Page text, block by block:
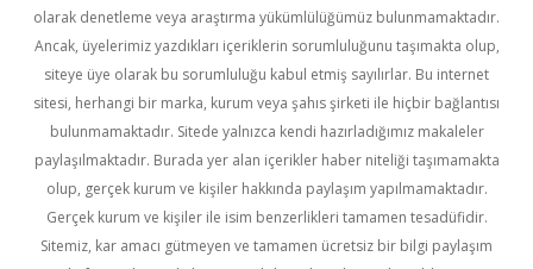
olarak denetleme veya araştırma yükümlülüğümüz bulunmamaktadır.
Ancak, üyelerimiz yazdıkları içeriklerin sorumluluğunu taşımakta olup,
siteye üye olarak bu sorumluluğu kabul etmiş sayılırlar. Bu internet
sitesi, herhangi bir marka, kurum veya şahıs şirketi ile hiçbir bağlantısı
bulunmamaktadır. Sitede yalnızca kendi hazırladığımız makaleler
paylaşılmaktadır. Burada yer alan içerikler haber niteliği taşımamakta
olup, gerçek kurum ve kişiler hakkında paylaşım yapılmamaktadır.
Gerçek kurum ve kişiler ile isim benzerlikleri tamamen tesadüfidir.
Sitemiz, kar amacı gütmeyen ve tamamen ücretsiz bir bilgi paylaşım